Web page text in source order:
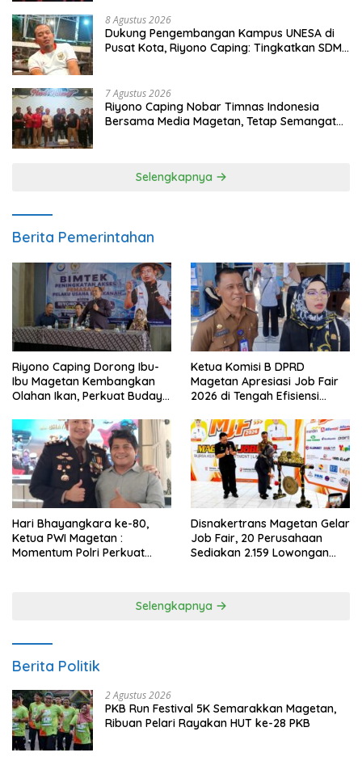
8 Agustus 2026
Dukung Pengembangan Kampus UNESA di
Pusat Kota, Riyono Caping: Tingkatkan SDM
7 Agustus 2026
Riyono Caping Nobar Timnas Indonesia
Bersama Media Magetan, Tetap Semangat
Selengkapnya
Berita Pemerintahan
Riyono Caping Dorong Ibu-
Ibu Magetan Kembangkan
Olahan Ikan, Perkuat Budaya
Ketua Komisi B DPRD
Magetan Apresiasi Job Fair
2026 di Tengah Efisiensi
Hari Bhayangkara ke-80,
Ketua PWI Magetan :
Momentum Polri Perkuat
Disnakertrans Magetan Gelar
Job Fair, 20 Perusahaan
Sediakan 2.159 Lowongan
Selengkapnya
Berita Politik
2 Agustus 2026
PKB Run Festival 5K Semarakkan Magetan,
Ribuan Pelari Rayakan HUT ke-28 PKB